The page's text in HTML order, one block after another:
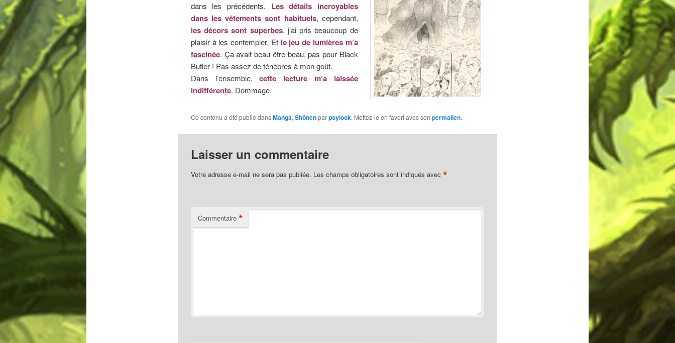
dans les précédents. Les détails incroyables
dans les vêtements sont habituels, cependant,
les décors sont superbes, j’ai pris beaucoup de
plaisir à les contempler. Et le jeu de lumières m’a
fascinée. Ça avait beau être beau, pas pour Black
Butler ! Pas assez de ténèbres à mon goût.
Dans l’ensemble,cette lecture m’a laissée
indifférente. Dommage.
Ce contenu a été publié dansManga, Shônenparpsylook. Mettez-le en favori avec son permalien.
Laisser un commentaire
Votre adresse e-mail ne sera pas publiée. Les champs obligatoires sont indiqués avec *
Commentaire *